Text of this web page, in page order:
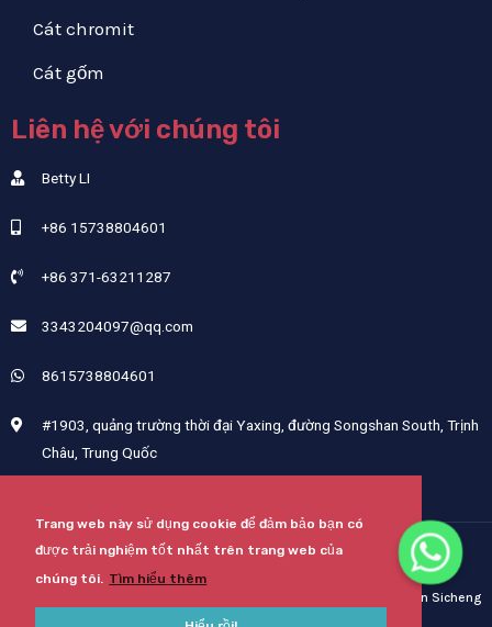
Trang web này sử dụng cookie để đảm bảo bạn có
được trải nghiệm tốt nhất trên trang web của
chúng tôi. Tìm hiểu thêm
Cát chromit
Cát gốm
Liên hệ với chúng tôi
Betty LI
+86 15738804601
+86 371-63211287
3343204097@qq.com
8615738804601
#1903, quảng trường thời đại Yaxing, đường Songshan South, Trịnh
Châu, Trung Quốc
Bản quyền © 2024 Công ty TNHH Công nghệ mài mòn Hà Nam Si Cheng
Được Cung Cấp Bởi Henan Sicheng